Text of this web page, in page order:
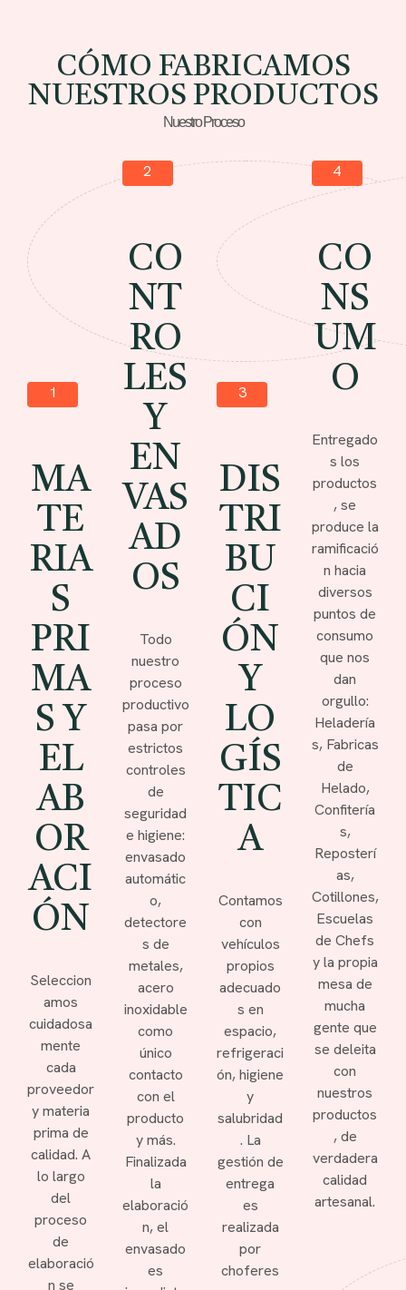
CÓMO FABRICAMOS
NUESTROS PRODUCTOS
Nuestro Proceso
1
MA
TE
RIA
S
PRI
MA
S Y
EL
AB
OR
ACI
ÓN
Seleccion
amos
cuidadosa
mente
cada
proveedor
y materia
prima de
calidad. A
lo largo
del
proceso
de
elaboració
n se
2
CO
NT
RO
LES
Y
EN
VAS
AD
OS
Todo
nuestro
proceso
productivo
pasa por
estrictos
controles
de
seguridad
e higiene:
envasado
automátic
o,
detectore
s de
metales,
acero
inoxidable
como
único
contacto
con el
producto
y más.
Finalizada
la
elaboració
n, el
envasado
es
3
DIS
TRI
BU
CI
ÓN
Y
LO
GÍS
TIC
A
Contamos
con
vehículos
propios
adecuado
s en
espacio,
refrigeraci
ón, higiene
y
salubridad
. La
gestión de
entrega
es
realizada
por
choferes
4
CO
NS
UM
O
Entregado
s los
productos
, se
produce la
ramificació
n hacia
diversos
puntos de
consumo
que nos
dan
orgullo:
Heladería
s, Fabricas
de
Helado,
Confitería
s,
Reposterí
as,
Cotillones,
Escuelas
de Chefs
y la propia
mesa de
mucha
gente que
se deleita
con
nuestros
productos
, de
verdadera
calidad
artesanal.